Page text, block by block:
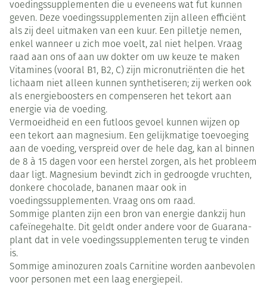
voedingssupplementen die u eveneens wat fut kunnen
geven. Deze voedingssupplementen zijn alleen efficiënt
als zij deel uitmaken van een kuur. Een pilletje nemen,
enkel wanneer u zich moe voelt, zal niet helpen. Vraag
raad aan ons of aan uw dokter om uw keuze te maken
Vitamines (vooral B1, B2, C) zijn micronutriënten die het
lichaam niet alleen kunnen synthetiseren; zij werken ook
als energieboosters en compenseren het tekort aan
energie via de voeding.
Vermoeidheid en een futloos gevoel kunnen wijzen op
een tekort aan magnesium. Een gelijkmatige toevoeging
aan de voeding, verspreid over de hele dag, kan al binnen
de 8 à 15 dagen voor een herstel zorgen, als het probleem
daar ligt. Magnesium bevindt zich in gedroogde vruchten,
donkere chocolade, bananen maar ook in
voedingssupplementen. Vraag ons om raad.
Sommige planten zijn een bron van energie dankzij hun
cafeïnegehalte. Dit geldt onder andere voor de Guarana-
plant dat in vele voedingssupplementen terug te vinden
is.
Sommige aminozuren zoals Carnitine worden aanbevolen
voor personen met een laag energiepeil.